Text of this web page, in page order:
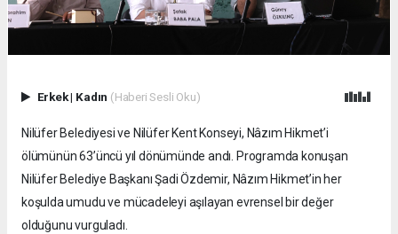
Erkek| Kadın (Haberi Sesli Oku)
Nilüfer Belediyesi ve Nilüfer Kent Konseyi, Nâzım Hikmet’i
ölümünün 63’üncü yıl dönümünde andı. Programda konuşan
Nilüfer Belediye Başkanı Şadi Özdemir, Nâzım Hikmet’in her
koşulda umudu ve mücadeleyi aşılayan evrensel bir değer
olduğunu vurguladı.